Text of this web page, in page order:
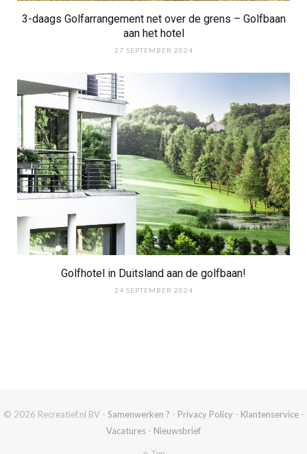
3-daags Golfarrangement net over de grens – Golfbaan
aan het hotel
27 SEPTEMBER 2024
Golfhotel in Duitsland aan de golfbaan!
24 SEPTEMBER 2024
© 2026 Recreatief.nl BV - Samenwerken ? - Privacy Policy- Klantenservice-
Vacatures - Nieuwsbrief